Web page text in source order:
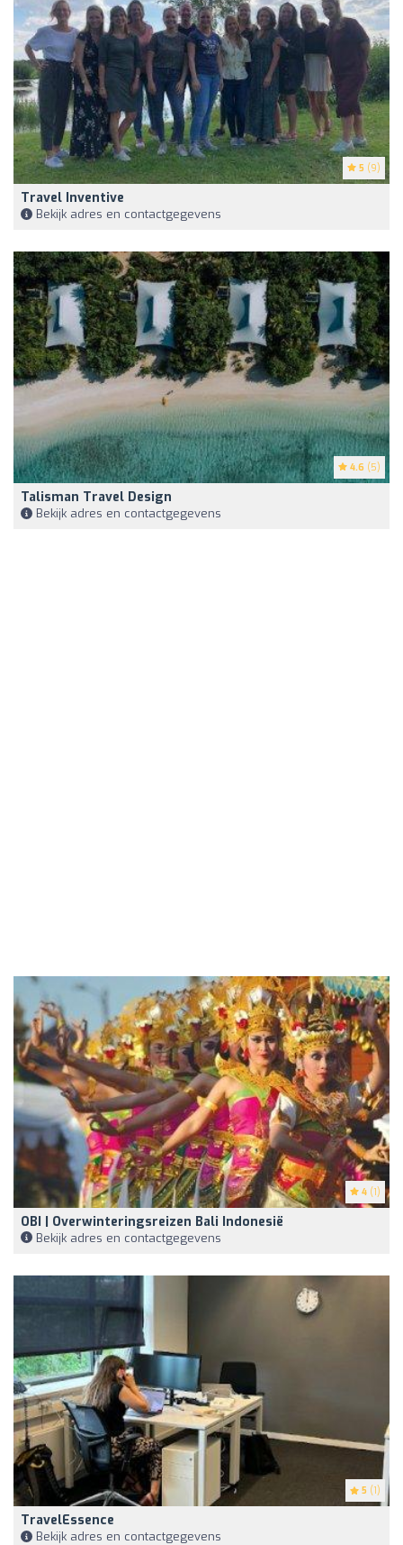
5 (9)
Travel Inventive
Bekijk adres en contactgegevens
4.6 (5)
Talisman Travel Design
Bekijk adres en contactgegevens
4 (1)
OBI | Overwinteringsreizen Bali Indonesië
Bekijk adres en contactgegevens
5 (1)
TravelEssence
Bekijk adres en contactgegevens